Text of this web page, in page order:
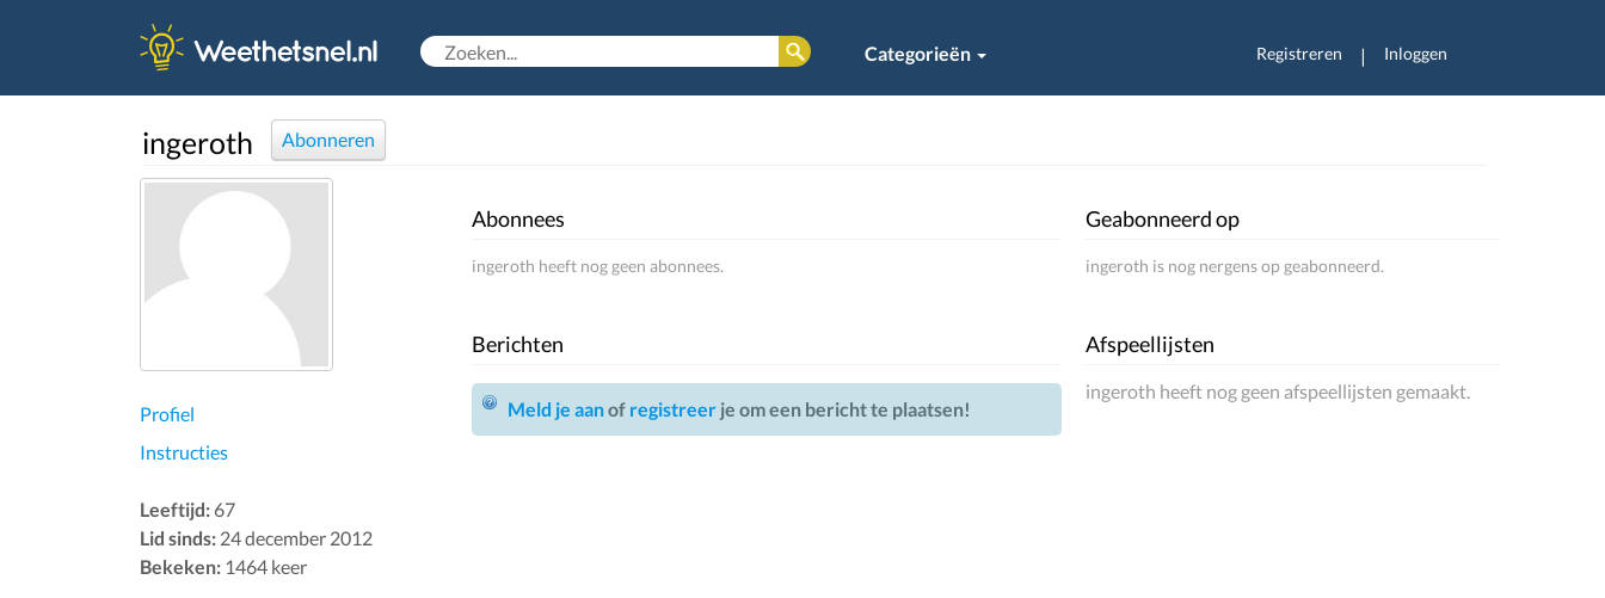
Categorieën Registreren | Inloggen
ingeroth Abonneren
Profiel
Instructies
Leeftijd: 67
Lid sinds: 24 december 2012
Bekeken: 1464 keer
Abonnees
ingeroth heeft nog geen abonnees.
Berichten
Meld je aanof registreerje om een bericht te plaatsen!
Geabonneerd op
ingeroth is nog nergens op geabonneerd.
Afspeellijsten
ingeroth heeft nog geen afspeellijsten gemaakt.